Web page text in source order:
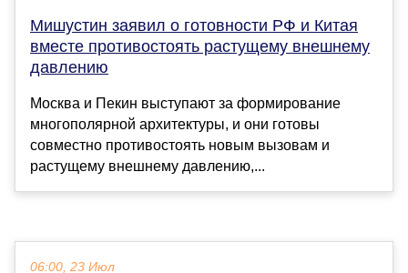
Мишустин заявил о готовности РФ и Китая
вместе противостоять растущему внешнему
давлению
Москва и Пекин выступают за формирование
многополярной архитектуры, и они готовы
совместно противостоять новым вызовам и
растущему внешнему давлению,...
06:00, 23 Июл